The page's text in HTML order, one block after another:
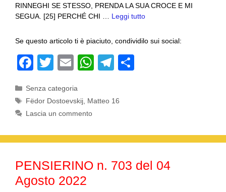
RINNEGHI SE STESSO, PRENDA LA SUA CROCE E MI
SEGUA. [25] PERCHÉ CHI … Leggi tutto
Se questo articolo ti è piaciuto, condividilo sui social:
F
c
e
o
o
k
T
tt
er
E
ail
W
at
p
p
T
e
m di
Categorie
Senza categoria
Tag
Fëdor Dostoevskij Matteo 16
Lascia un commento
PENSIERINO n. 703 del 04
Agosto 2022